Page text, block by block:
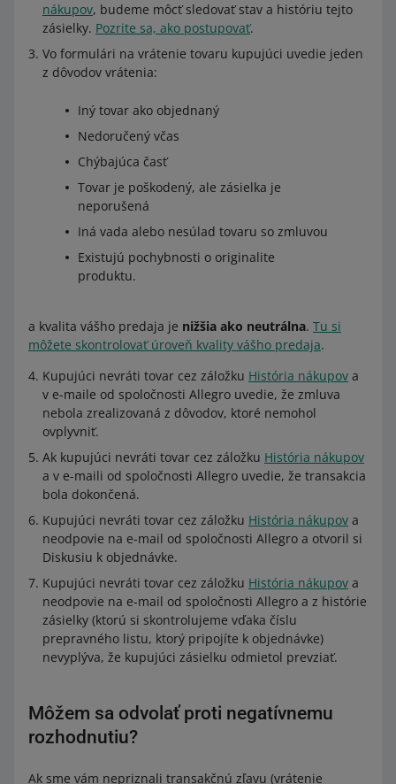
nákupov, budeme môcť sledovať stav a históriu tejto
zásielky. Pozrite sa, ako postupovať.
Vo formulári na vrátenie tovaru kupujúci uvedie jeden
z dôvodov vrátenia:
Iný tovar ako objednaný
Nedoručený včas
Chýbajúca časť
Tovar je poškodený, ale zásielka je
neporušená
Iná vada alebo nesúlad tovaru so zmluvou
Existujú pochybnosti o originalite
produktu.
a kvalita vášho predaja je nižšia ako neutrálna. Tu si
môžete skontrolovať úroveň kvality vášho predaja.
Kupujúci nevráti tovar cez záložku História nákupov a
v e-maile od spoločnosti Allegro uvedie, že zmluva
nebola zrealizovaná z dôvodov, ktoré nemohol
ovplyvniť.
Ak kupujúci nevráti tovar cez záložku História nákupov
a v e-maili od spoločnosti Allegro uvedie, že transakcia
bola dokončená.
Kupujúci nevráti tovar cez záložku História nákupov a
neodpovie na e-mail od spoločnosti Allegro a otvoril si
Diskusiu k objednávke.
Kupujúci nevráti tovar cez záložku História nákupov a
neodpovie na e-mail od spoločnosti Allegro a z histórie
zásielky (ktorú si skontrolujeme vďaka číslu
prepravného listu, ktorý pripojíte k objednávke)
nevyplýva, že kupujúci zásielku odmietol prevziať.
Môžem sa odvolať proti negatívnemu
rozhodnutiu?
Ak sme vám nepriznali transakčnú zľavu (vrátenie